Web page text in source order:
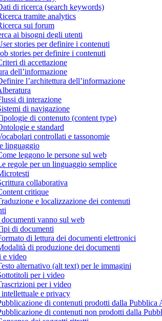
di ricerca (search keywords)
tramite analytics
sui forum
ai bisogni degli utenti
stories per definire i contenuti
stories per definire i contenuti
di accettazione
dell’informazione
l’architettura dell’informazione
di interazione
di navigazione
di contenuto (content type)
e standard
controllati e tassonomie
linguaggio
leggono le persone sul web
regole per un linguaggio semplice
collaborativa
critique
e localizzazione dei contenuti
vanno sul web
di documenti
di lettura dei documenti elettronici
di produzione dei documenti
e video
alternativo (alt text) per le immagini
per i video
per i video
e privacy
di contenuti prodotti dalla Pubblica
di contenuti non prodotti dalla